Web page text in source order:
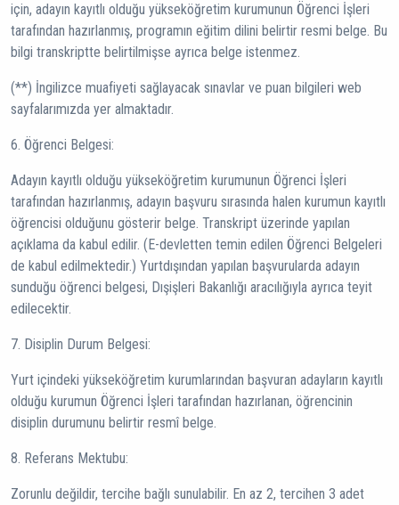
için, adayın kayıtlı olduğu yükseköğretim kurumunun Öğrenci İşleri
tarafından hazırlanmış, programın eğitim dilini belirtir resmi belge. Bu
bilgi transkriptte belirtilmişse ayrıca belge istenmez.
(**) İngilizce muafiyeti sağlayacak sınavlar ve puan bilgileri web
sayfalarımızda yer almaktadır.
6. Öğrenci Belgesi:
Adayın kayıtlı olduğu yükseköğretim kurumunun Öğrenci İşleri
tarafından hazırlanmış, adayın başvuru sırasında halen kurumun kayıtlı
öğrencisi olduğunu gösterir belge. Transkript üzerinde yapılan
açıklama da kabul edilir. (E-devletten temin edilen Öğrenci Belgeleri
de kabul edilmektedir.) Yurtdışından yapılan başvurularda adayın
sunduğu öğrenci belgesi, Dışişleri Bakanlığı aracılığıyla ayrıca teyit
edilecektir.
7. Disiplin Durum Belgesi:
Yurt içindeki yükseköğretim kurumlarından başvuran adayların kayıtlı
olduğu kurumun Öğrenci İşleri tarafından hazırlanan, öğrencinin
disiplin durumunu belirtir resmî belge.
8. Referans Mektubu:
Zorunlu değildir, tercihe bağlı sunulabilir. En az 2, tercihen 3 adet